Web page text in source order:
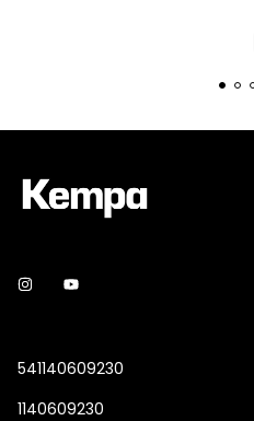
541140609230
1140609230